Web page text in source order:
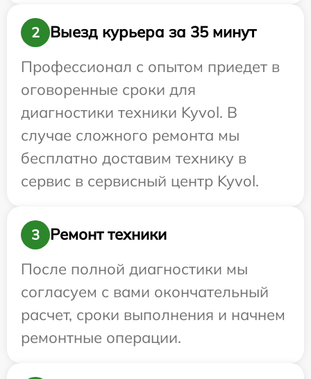
2
Выезд курьера за 35 минут
Профессионал с опытом приедет в
оговоренные сроки для
диагностики техники Kyvol. В
случае сложного ремонта мы
бесплатно доставим технику в
сервис в сервисный центр Kyvol.
3
Ремонт техники
После полной диагностики мы
согласуем с вами окончательный
расчет, сроки выполнения и начнем
ремонтные операции.